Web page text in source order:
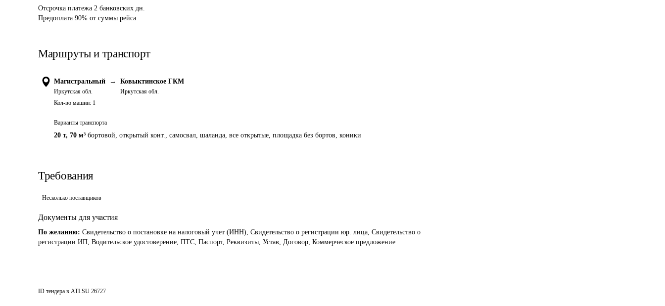
Отсрочка платежа 2 банковских дн.
Предоплата 90% от суммы рейса
Маршруты и транспорт
Магистральный →
Иркутская обл.
Ковыктинское ГКМ
Иркутская обл.
Кол-во машин: 1
Варианты транспорта
20 т, 70 м³ бортовой, открытый конт., самосвал, шаланда, все открытые, площадка без бортов, коники
Требования
Несколько поставщиков
Документы для участия
По желанию: Свидетельство о постановке на налоговый учет (ИНН), Свидетельство о регистрации юр. лица, Свидетельство о
регистрации ИП, Водительское удостоверение, ПТС, Паспорт, Реквизиты, Устав, Договор, Коммерческое предложение
ID тендера в ATI.SU 26727